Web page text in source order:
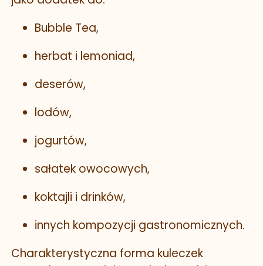
Bubble Tea,
herbat i lemoniad,
deserów,
lodów,
jogurtów,
sałatek owocowych,
koktajli i drinków,
innych kompozycji gastronomicznych.
Charakterystyczna forma kuleczek